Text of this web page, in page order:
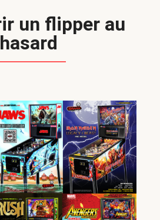
un flipper au
hasard